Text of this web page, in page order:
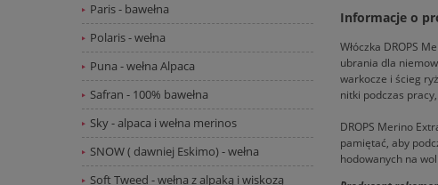
Paris - bawełna
Polaris - wełna
Puna - wełna Alpaca
Safran - 100% bawełna
Sky - alpaca i wełna merinos
SNOW ( dawniej Eskimo) - wełna
Soft Tweed - wełna z alpaką i wiskozą
Informacje o
Włóczka DROPS
ubrania dla
warkocze i ścieg
nitki podczas
DROPS Merino
pamiętać, aby
hodowanych na